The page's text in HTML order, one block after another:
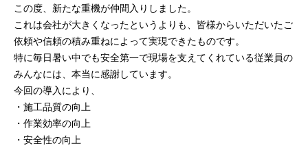
この度、新たな重機が仲間入りしました。
これは会社が大きくなったというよりも、皆様からいただいたご
依頼や信頼の積み重ねによって実現できたものです。
特に毎日暑い中でも安全第一で現場を支えてくれている従業員の
みんなには、本当に感謝しています。
今回の導入により、
・施工品質の向上
・作業効率の向上
・安全性の向上